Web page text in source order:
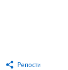
Репости